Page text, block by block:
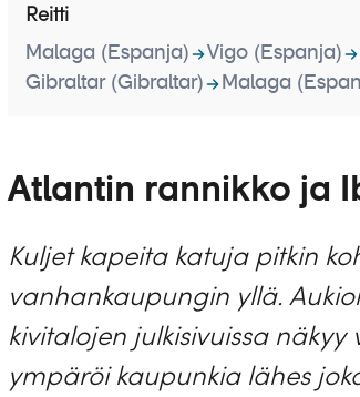
Reitti
Malaga (Espanja) Vigo (Espanja)
Gibraltar (Gibraltar)
Malaga
Atlantin rannikko ja
Kuljet kapeita katuja pitkin
vanhankaupungin yllä.
kivitalojen julkisivuissa
ympäröi kaupunkia lähes